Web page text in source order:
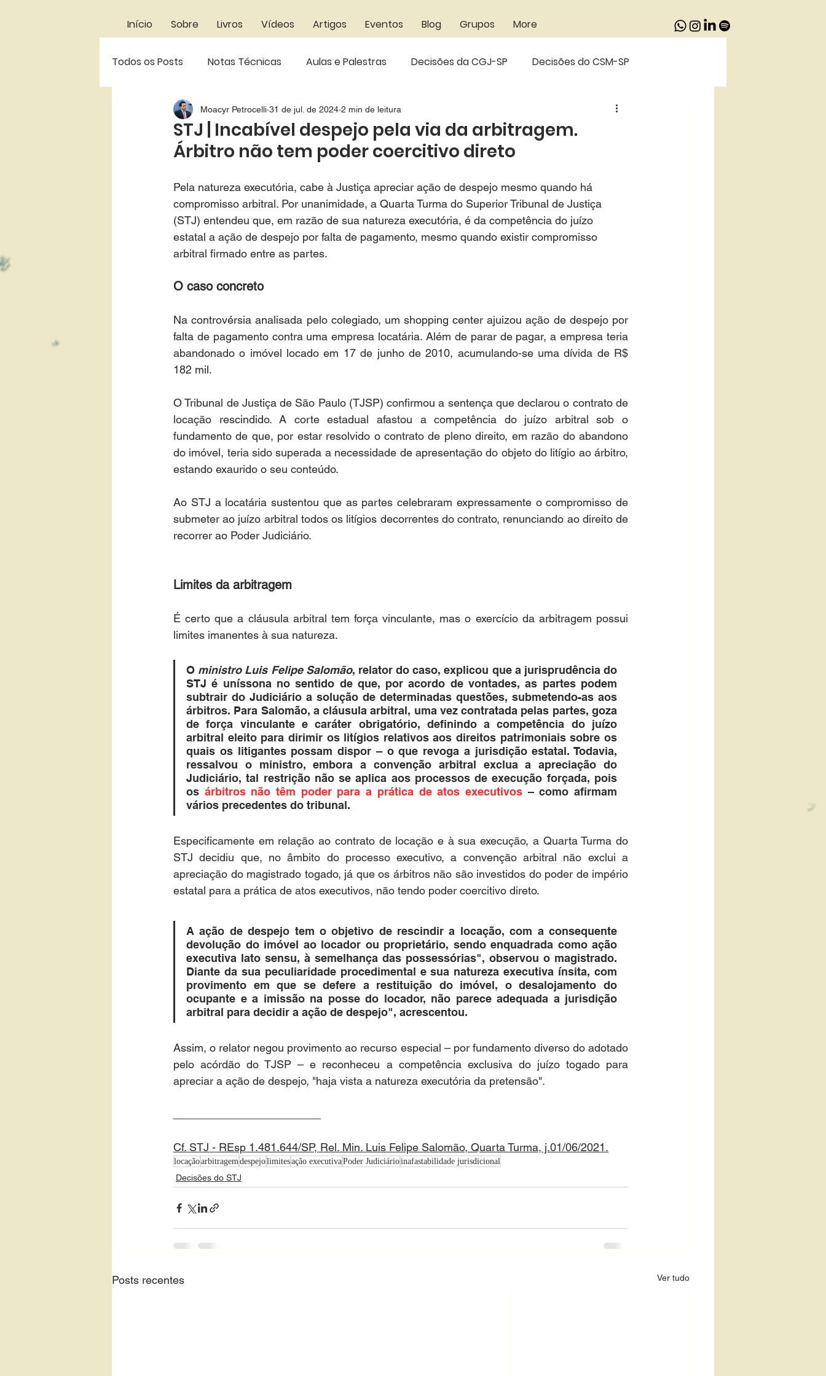
Início Sobre Livros Vídeos Artigos Eventos Blog Grupos More
Todos os Posts Notas Técnicas Aulas e Palestras Decisões da CGJ-SP Decisões do CSM-SP
Decisões do STJ Decisões do STF Decisões do CNJ Bibliografia Recomendada
Decisões da 1ªVRP-SP Enunciados
STJ | Incabível despejo pela via da arbitragem.
Árbitro não tem poder coercitivo direto
Moacyr Petrocelli 31 de jul. de 2024 2 min de leitura
Pela natureza executória, cabe à Justiça apreciar ação de despejo mesmo quando há
compromisso arbitral. ​Por unanimidade, a Quarta Turma do Superior Tribunal de Justiça
(STJ) entendeu que, em razão de sua natureza executória, é da competência do juízo
estatal a ação de despejo por falta de pagamento, mesmo quando existir compromisso
arbitral firmado entre as partes.
O caso concreto
Na controvérsia analisada pelo colegiado, um shopping center ajuizou ação de despejo por
falta de pagamento contra uma empresa locatária. Além de parar de pagar, a empresa teria
abandonado o imóvel locado em 17 de junho de 2010, acumulando-se uma dívida de R$
182 mil.
O Tribunal de Justiça de São Paulo (TJSP) confirmou a sentença que declarou o contrato de
locação rescindido. A corte estadual afastou a competência do juízo arbitral sob o
fundamento de que, por estar resolvido o contrato de pleno direito, em razão do abandono
do imóvel, teria sido superada a necessidade de apresentação do objeto do litígio ao árbitro,
estando exaurido o seu conteúdo.
Ao STJ a locatária sustentou que as partes celebraram expressamente o compromisso de
submeter ao juízo arbitral todos os litígios decorrentes do contrato, renunciando ao direito de
recorrer ao Poder Judiciário.
Limites da arbitragem
É certo que a cláusula arbitral tem força vinculante, mas o exercício da arbitragem possui
limites imanentes à sua natureza.
O ministro Luis Felipe Salomão, relator do caso, explicou que a jurisprudência do
STJ é uníssona no sentido de que, por acordo de vontades, as partes podem
subtrair do Judiciário a solução de determinadas questões, submetendo-as aos
árbitros. Para Salomão, a cláusula arbitral, uma vez contratada pelas partes, goza
de força vinculante e caráter obrigatório, definindo a competência do juízo
arbitral eleito para dirimir os litígios relativos aos direitos patrimoniais sobre os
quais os litigantes possam dispor – o que revoga a jurisdição estatal. Todavia,
ressalvou o ministro, embora a convenção arbitral exclua a apreciação do
Judiciário, tal restrição não se aplica aos processos de execução forçada, pois
os árbitros não têm poder para a prática de atos executivos – como afirmam
vários precedentes do tribunal.
Especificamente em relação ao contrato de locação e à sua execução, a Quarta Turma do
STJ decidiu que, no âmbito do processo executivo, a convenção arbitral não exclui a
apreciação do magistrado togado, já que os árbitros não são investidos do poder de império
estatal para a prática de atos executivos, não tendo poder coercitivo direto.
A ação de despejo tem o objetivo de rescindir a locação, com a consequente
devolução do imóvel ao locador ou proprietário, sendo enquadrada como ação
executiva lato sensu, à semelhança das possessórias", observou o magistrado.
Diante da sua peculiaridade procedimental e sua natureza executiva ínsita, com
provimento em que se defere a restituição do imóvel, o desalojamento do
ocupante e a imissão na posse do locador, não parece adequada a jurisdição
arbitral para decidir a ação de despejo", acrescentou.
Assim, o relator negou provimento ao recurso especial – por fundamento diverso do adotado
pelo acórdão do TJSP – e reconheceu a competência exclusiva do juízo togado para
apreciar a ação de despejo, "haja vista a natureza executória da pretensão".​
Cf. STJ - REsp 1.481.644/SP, Rel. Min. Luis Felipe Salomão, Quarta Turma, j.01/06/2021.
locaçãoarbitragemdespejolimitesação executivaPoder Judiciárioinafastabilidade jurisdicional
Decisões do STJ
Posts recentes Ver tudo